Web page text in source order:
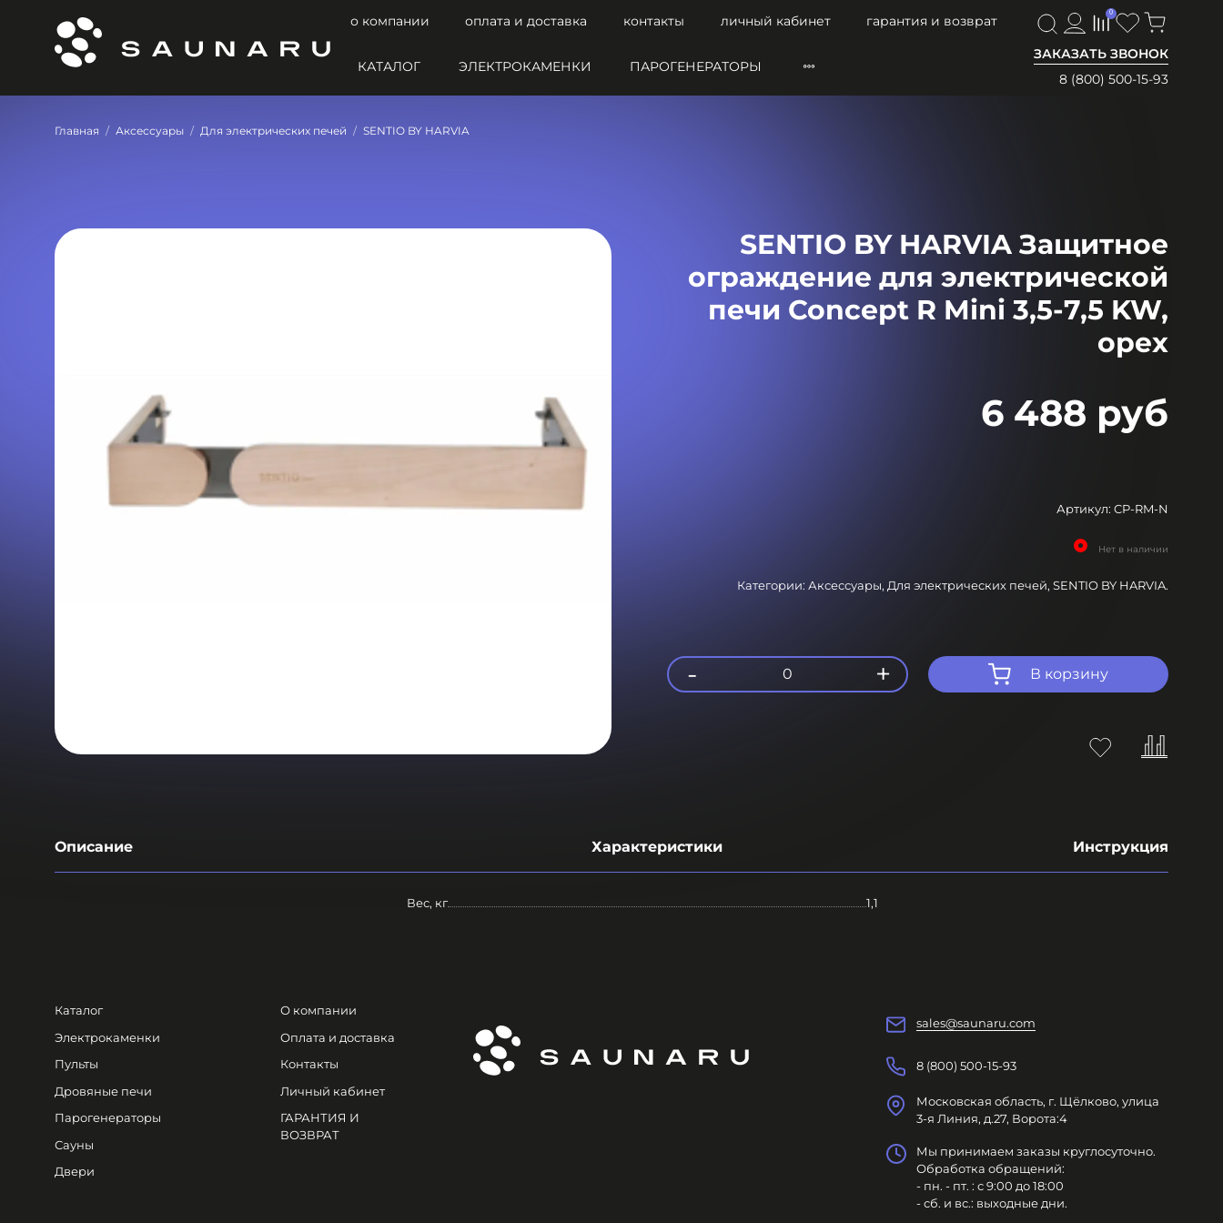
о компании оплата и доставка контакты личный кабинет
гарантия и возврат
ЗАКАЗАТЬ ЗВОНОК
8 (800) 500-15-93
0
КАТАЛОГ ЭЛЕКТРОКАМЕНКИ ПАРОГЕНЕРАТОРЫ
Главная Аксессуары Для электрических печей SENTIO BY HARVIA
SENTIO BY HARVIA Защитное
ограждение для электрической
печи Concept R Mini 3,5-7,5 KW,
орех
6 488 руб
Артикул: CP-RM-N
Нет в наличии
Категории: Аксессуары, Для электрических печей, SENTIO BY HARVIA.
В корзину
- 0 +
Описание Характеристики Инструкция
Вес, кг 1,1
Каталог
Электрокаменки
Пульты
Дровяные печи
Парогенераторы
Сауны
Двери
О компании
Оплата и доставка
Контакты
Личный кабинет
ГАРАНТИЯ И
ВОЗВРАТ
sales@saunaru.com
8 (800) 500-15-93
Московская область, г. Щёлково, улица
3-я Линия, д.27, Ворота:4
Мы принимаем заказы круглосуточно.
Обработка обращений:
- пн. - пт. : с 9:00 до 18:00
- сб. и вс.: выходные дни.